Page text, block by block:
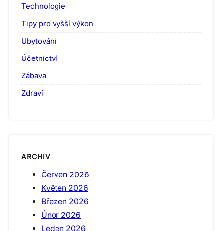
Technologie
Tipy pro vyšší výkon
Ubytování
Účetnictví
Zábava
Zdraví
ARCHIV
Červen 2026
Květen 2026
Březen 2026
Únor 2026
Leden 2026